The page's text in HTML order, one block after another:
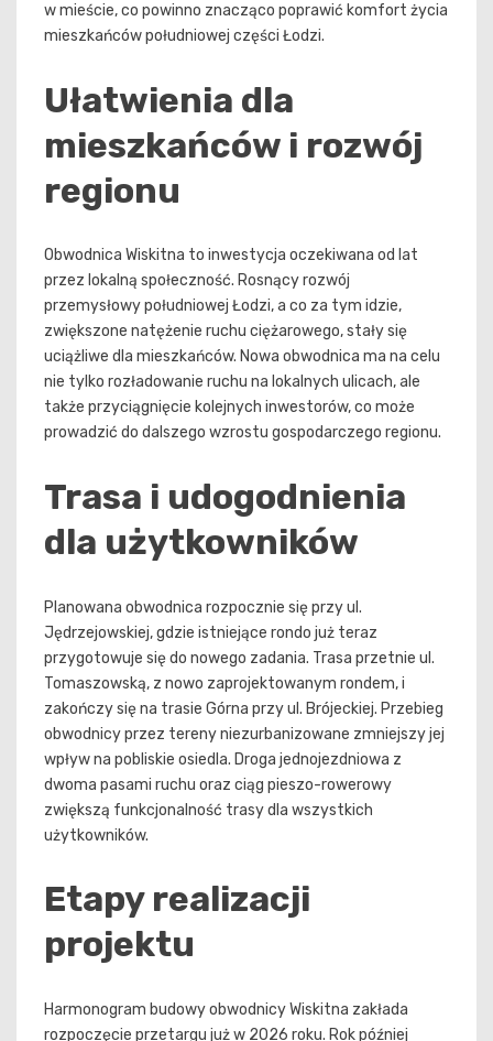
w mieście, co powinno znacząco poprawić komfort życia
mieszkańców południowej części Łodzi.
Ułatwienia dla
mieszkańców i rozwój
regionu
Obwodnica Wiskitna to inwestycja oczekiwana od lat
przez lokalną społeczność. Rosnący rozwój
przemysłowy południowej Łodzi, a co za tym idzie,
zwiększone natężenie ruchu ciężarowego, stały się
uciążliwe dla mieszkańców. Nowa obwodnica ma na celu
nie tylko rozładowanie ruchu na lokalnych ulicach, ale
także przyciągnięcie kolejnych inwestorów, co może
prowadzić do dalszego wzrostu gospodarczego regionu.
Trasa i udogodnienia
dla użytkowników
Planowana obwodnica rozpocznie się przy ul.
Jędrzejowskiej, gdzie istniejące rondo już teraz
przygotowuje się do nowego zadania. Trasa przetnie ul.
Tomaszowską, z nowo zaprojektowanym rondem, i
zakończy się na trasie Górna przy ul. Brójeckiej. Przebieg
obwodnicy przez tereny niezurbanizowane zmniejszy jej
wpływ na pobliskie osiedla. Droga jednojezdniowa z
dwoma pasami ruchu oraz ciąg pieszo-rowerowy
zwiększą funkcjonalność trasy dla wszystkich
użytkowników.
Etapy realizacji
projektu
Harmonogram budowy obwodnicy Wiskitna zakłada
rozpoczęcie przetargu już w 2026 roku. Rok później